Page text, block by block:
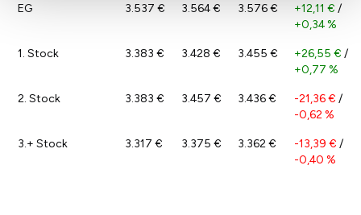
EG 3.537 € 3.564 € 3.576 € +12,11 € /
+0,34 %
1. Stock 3.383 € 3.428 € 3.455 € +26,55 € /
+0,77 %
2. Stock 3.383 € 3.457 € 3.436 € -21,36 € /
-0,62 %
3.+ Stock 3.317 € 3.375 € 3.362 € -13,39 € /
-0,40 %